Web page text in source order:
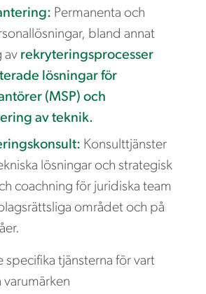
Permanenta och
bland annat
av rekryteringsprocesser
lösningar för
(MSP) och
av teknik.
Konsulttjänster
lösningar och strategisk
coachning för juridiska team
området och på
specifika tjänsterna för vart
varumärken